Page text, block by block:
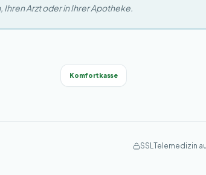
Arzt oder in Ihrer Apotheke.
Komfortkasse
SSL Telemedizin